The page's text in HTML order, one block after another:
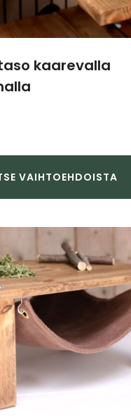
kaarevalla
VAIHTOEHDOISTA